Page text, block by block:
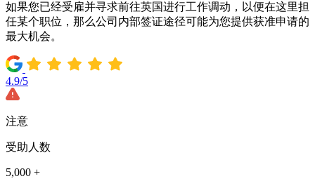
如果您已经受雇并寻求前往英国进行工作调动，以便在这里担
任某个职位，那么公司内部签证途径可能为您提供获准申请的
最大机会。
4.9/5
注意
受助人数
5,000 +